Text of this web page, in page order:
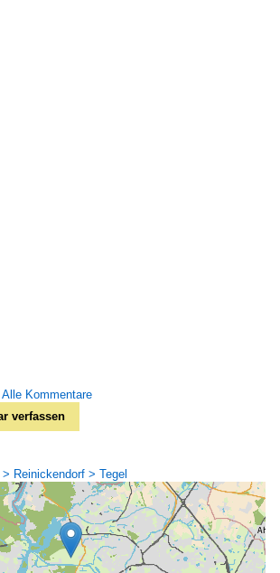
Alle Kommentare
verfassen
Reinickendorf > Tegel